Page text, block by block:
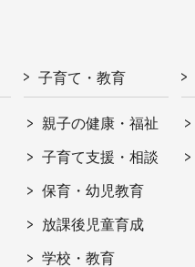
子育て・教育
親子の健康・福祉
子育て支援・相談
保育・幼児教育
放課後児童育成
学校・教育